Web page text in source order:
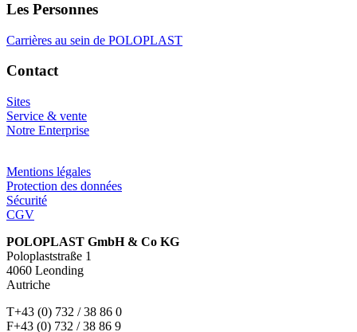
Les Personnes
Carrières au sein de POLOPLAST
Contact
Sites
Service & vente
Notre Enterprise
Mentions légales
Protection des données
Sécurité
CGV
POLOPLAST GmbH & Co KG
Poloplaststraße 1
4060 Leonding
Autriche
T+43 (0) 732 / 38 86 0
F+43 (0) 732 / 38 86 9